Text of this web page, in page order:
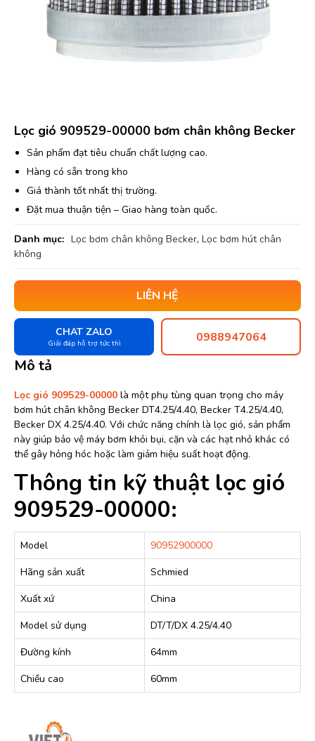
Lọc gió 909529-00000 bơm chân không Becker
Sản phẩm đạt tiêu chuẩn chất lượng cao.
Hàng có sẵn trong kho
Giá thành tốt nhất thị trường.
Đặt mua thuận tiện – Giao hàng toàn quốc.
Danh mục: Lọc bơm chân không Becker, Lọc bơm hút chân
không
LIÊN HỆ
CHAT ZALO
Giải đáp hỗ trợ tức thì 0988947064
Mô tả
Lọc gió 909529-00000 là một phụ tùng quan trọng cho máy
bơm hút chân không Becker DT4.25/4.40, Becker T4.25/4.40,
Becker DX 4.25/4.40. Với chức năng chính là lọc gió, sản phẩm
này giúp bảo vệ máy bơm khỏi bụi, cặn và các hạt nhỏ khác có
thể gây hỏng hóc hoặc làm giảm hiệu suất hoạt động.
Thông tin kỹ thuật lọc gió
909529-00000:
Model
90952900000
Hãng sản xuất
Schmied
Xuất xứ
China
Model sử dụng
DT/T/DX 4.25/4.40
Đường kính
64mm
Chiều cao
60mm